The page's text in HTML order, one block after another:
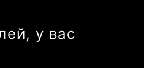
, у вас